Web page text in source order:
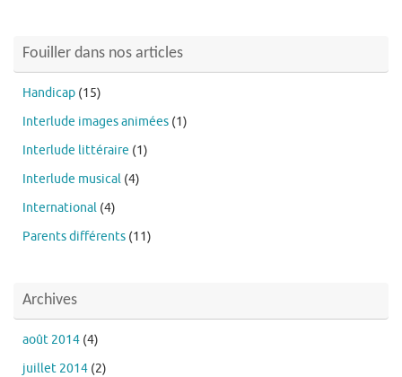
Fouiller dans nos articles
Handicap (15)
Interlude images animées (1)
Interlude littéraire (1)
Interlude musical (4)
International (4)
Parents différents (11)
Archives
août 2014 (4)
juillet 2014 (2)